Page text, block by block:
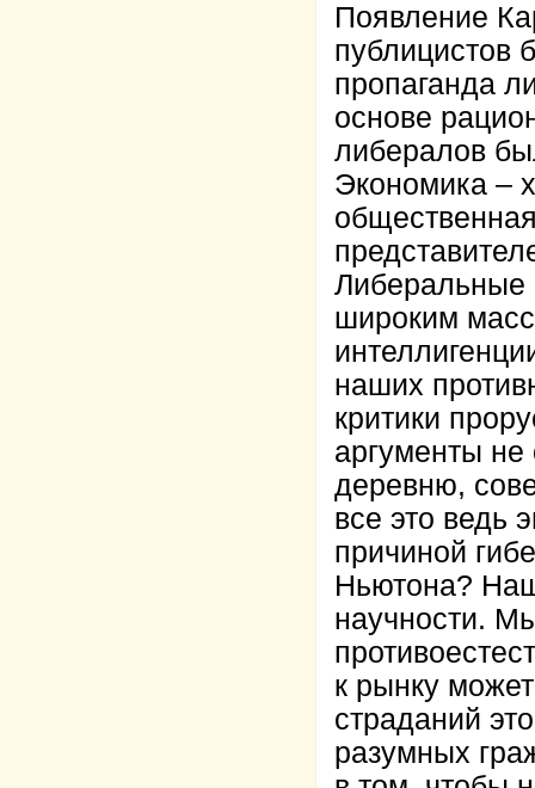
Появление
публицистов
пропаганда
основе
либералов
Экономика –
Либеральные
широким
наших
критики
аргументы
деревню,
все это ведь
причиной
Ньютона?
научности.
к рынку
страданий
разумных